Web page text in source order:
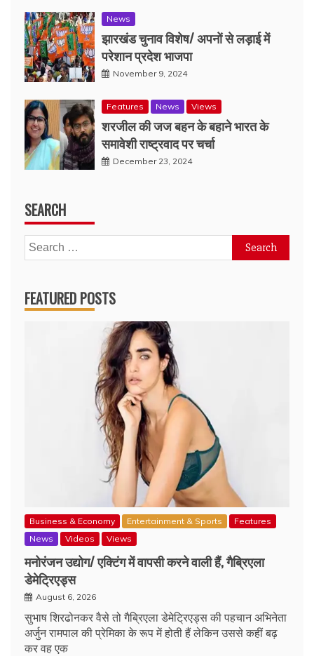
News
झारखंड चुनाव विशेष/ अपनों से लड़ाई में
परेशान प्रदेश भाजपा
November 9, 2024
Features News Views
शरजील की जज बहन के बहाने भारत के
समावेशी राष्ट्रवाद पर चर्चा
December 23, 2024
SEARCH
Search
for:
FEATURED POSTS
Business & Economy Entertainment & Sports
Features
News
Videos Views
मनोरंजन उद्योग/ एक्टिंग में वापसी करने वाली हैं, गैब्रिएला
डेमेट्रिएड्स
August 6, 2026
सुभाष शिरढोनकर वैसे तो गैब्रिएला डेमेट्रिएड्स की पहचान अभिनेता
अर्जुन रामपाल की प्रेमिका के रूप में होती हैं लेकिन उससे कहीं बढ़
कर वह एक